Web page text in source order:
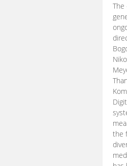
The
the